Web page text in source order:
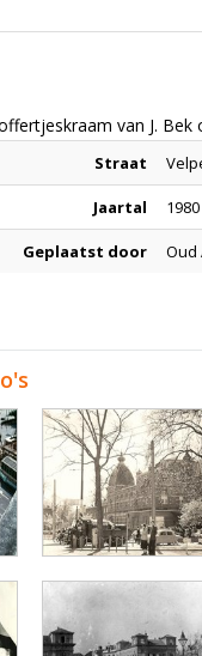
van J.
Straat
Jaartal
Geplaatst door Oud